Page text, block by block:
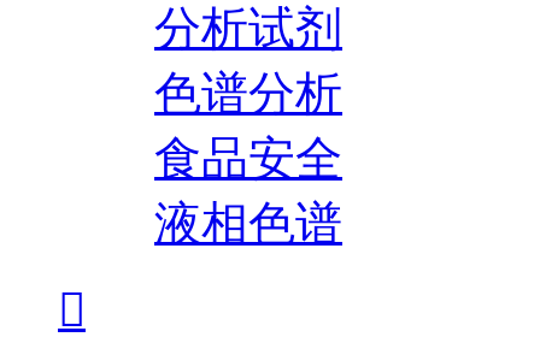
分析试剂
色谱分析
食品安全
液相色谱
